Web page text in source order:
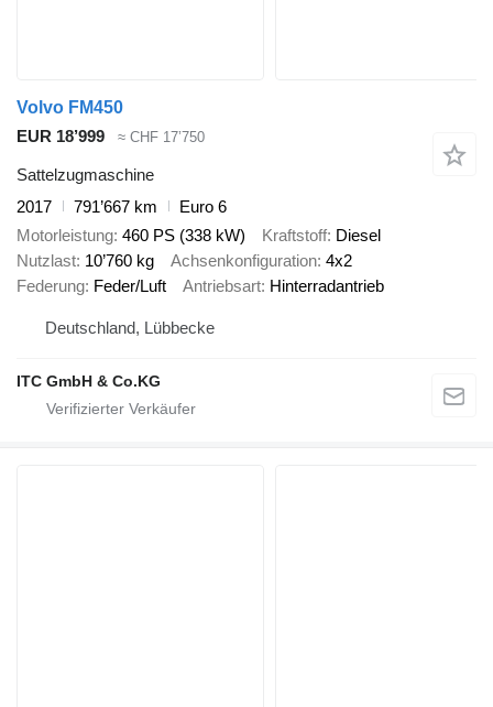
Volvo FM450
EUR 18’999
≈ CHF 17’750
Sattelzugmaschine
2017
791’667 km
Euro 6
Motorleistung 460 PS (338 kW) Kraftstoff Diesel
Nutzlast 10’760 kg Achsenkonfiguration 4x2
Federung Feder/Luft Antriebsart Hinterradantrieb
Deutschland, Lübbecke
ITC GmbH & Co.KG